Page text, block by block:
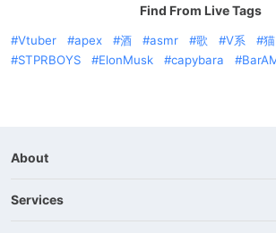
Find From Live Tags
Vtuber apex 酒 asmr 歌 V系 猫
STPRBOYS
ElonMusk capybara
About
Services